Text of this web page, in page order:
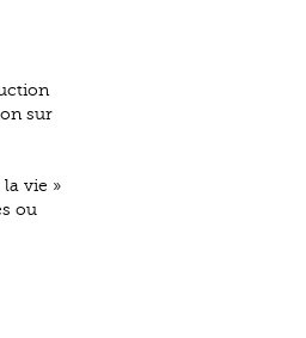
sur
vie »
ou